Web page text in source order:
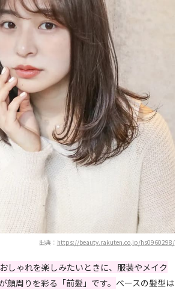
出典： https://beauty.rakuten.co.jp/hs0960298/
しゃれを楽しみたいときに、服装やメイク
顔周りを彩る「前髪」です。 ベースの髪型は